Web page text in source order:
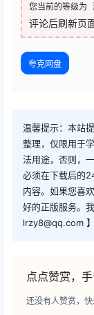
您当前的等级为
评论后刷新页
夸克网盘
温馨提示：本站
整理，仅限用于
法用途，否则，
必须在下载后的
内容。如果您喜
好的正版服务。
lrzy8@qq.com
点点赞赏，
还没有人赞赏，快